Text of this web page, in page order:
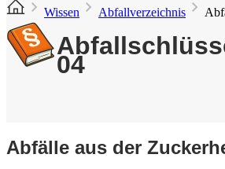
Wissen Abfallverzeichnis
04
Abfälle aus der